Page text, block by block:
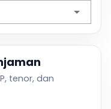
tenor, dan